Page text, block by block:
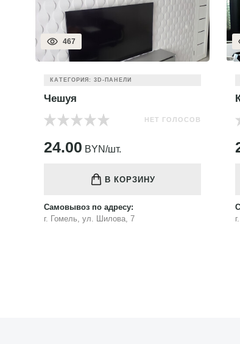
467
КАТЕГОРИЯ: 3D-ПАНЕЛИ
Чешуя
НЕТ ГОЛОСОВ
24.00 BYN/шт.
В КОРЗИНУ
Самовывоз по адресу:
г. Гомель, ул. Шилова, 7